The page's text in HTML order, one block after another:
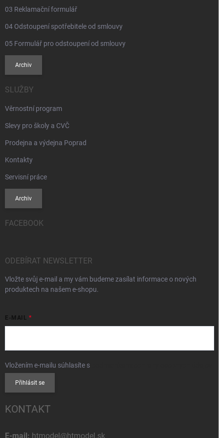
03 Reklamační formulář
04 Odstoupení spotřebitele od smlouvy
05 Formulář pro odstoupení od smlouvy
Archiv
SLUŽBY
Věrnostní program
Slevy pro školy a CVČ
Prodejna a výdejna Poprad
Kontakty
Servisní práce
Archiv
FACEBOOK
ODEBÍRAT NEWSLETTER
Vložte svůj e-mail a my vám budeme zasílat informace o nových
produktech na našem e-shopu.
E-MAIL
Vložením e-mailu súhlasíte s
Přihlásit se
KONTAKT
E-mail: htmodel@htmodel.sk